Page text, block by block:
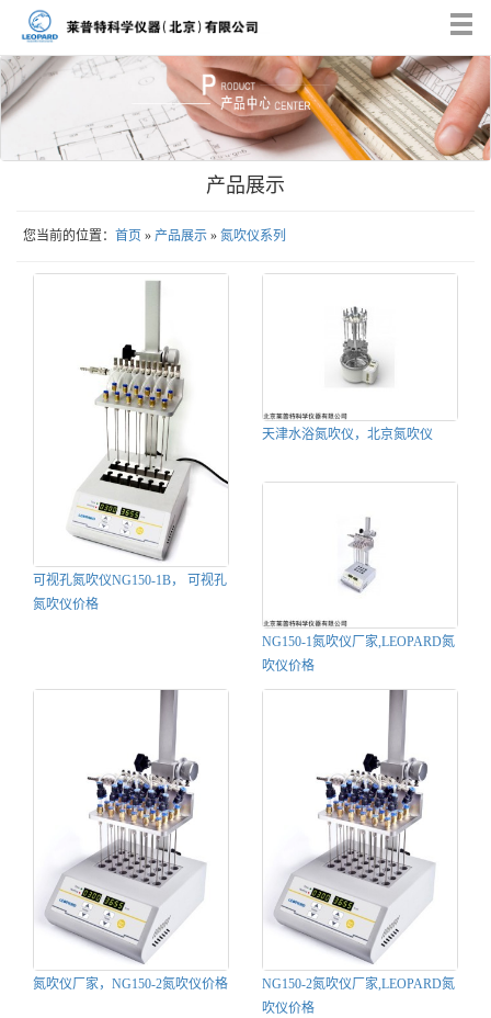
产品展示
您当前的位置： 首页 » 产品展示 » 氮吹仪系列
可视孔氮吹仪NG150-1B， 可视孔
氮吹仪价格
天津水浴氮吹仪，北京氮吹仪
NG150-1氮吹仪厂家,LEOPARD氮
吹仪价格
氮吹仪厂家，NG150-2氮吹仪价格
NG150-2氮吹仪厂家,LEOPARD氮
吹仪价格